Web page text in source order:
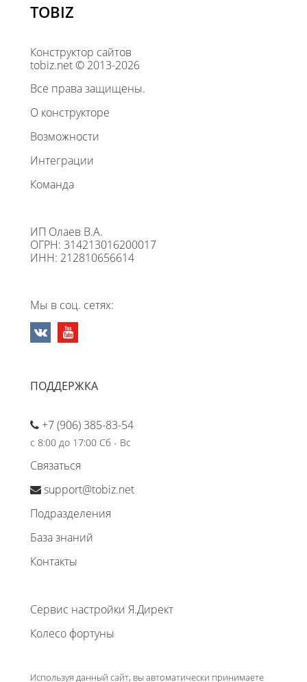
TOBIZ
Конструктор сайтов
tobiz.net © 2013-2026
Все права защищены.
О конструкторе
Возможности
Интеграции
Команда
ИП Олаев В.А.
ОГРН: 314213016200017
ИНН: 212810656614
Мы в соц. сетях:
ПОДДЕРЖКА
+7 (906) 385-83-54
с 8:00 до 17:00 Сб - Вс
Связаться
support@tobiz.net
Подразделения
База знаний
Контакты
Сервис настройки Я.Директ
Колесо фортуны
Используя данный сайт, вы автоматически принимаете